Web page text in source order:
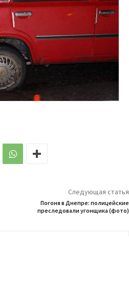
Следующая статья
Погоня в Днепре: полицейские
преследовали угонщика (фото)